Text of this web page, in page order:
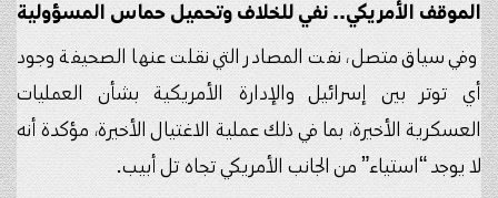
الموقف الأمريكي.. نفي للخلاف وتحميل حماس المسؤولية
وفي سياق متصل، نفت المصادر التي نقلت عنها الصحيفة وجود
أي توتر بين إسرائيل والإدارة الأمريكية بشأن العمليات
العسكرية الأخيرة، بما في ذلك عملية الاغتيال الأخيرة، مؤكدة أنه
لا يوجد “استياء” من الجانب الأمريكي تجاه تل أبيب.